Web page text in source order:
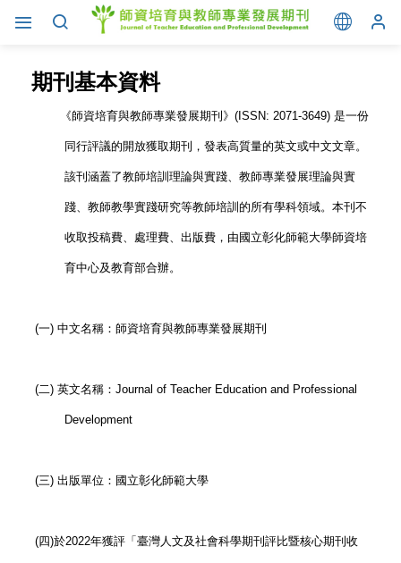
期刊基本資料
《師資培育與教師專業發展期刊》(ISSN: 2071-3649) 是一份
同行評議的開放獲取期刊，發表高質量的英文或中文文章。
該刊涵蓋了教師培訓理論與實踐、教師專業發展理論與實
踐、教師教學實踐研究等教師培訓的所有學科領域。本刊不
收取投稿費、處理費、出版費，由國立彰化師範大學師資培
育中心及教育部合辦。
(一) 中文名稱：師資培育與教師專業發展期刊
(二) 英文名稱：Journal of Teacher Education and Professional
Development
(三) 出版單位：國立彰化師範大學
(四)於2022年獲評 「臺灣人文及社會科學期刊評比暨核心期刊收